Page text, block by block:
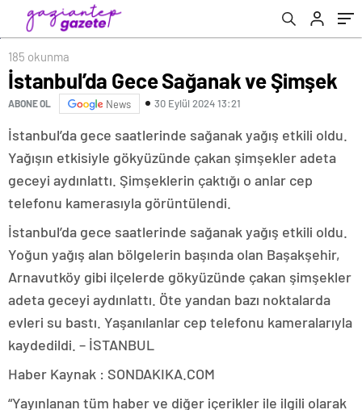
185 okunma
İstanbul’da Gece Sağanak ve Şimşek
ABONE OL News 30 Eylül 2024 13:21
İstanbul’da gece saatlerinde sağanak yağış etkili oldu.
Yağışın etkisiyle gökyüzünde çakan şimşekler adeta
geceyi aydınlattı. Şimşeklerin çaktığı o anlar cep
telefonu kamerasıyla görüntülendi.
İstanbul’da gece saatlerinde sağanak yağış etkili oldu.
Yoğun yağış alan bölgelerin başında olan Başakşehir,
Arnavutköy gibi ilçelerde gökyüzünde çakan şimşekler
adeta geceyi aydınlattı. Öte yandan bazı noktalarda
evleri su bastı. Yaşanılanlar cep telefonu kameralarıyla
kaydedildi. – İSTANBUL
Haber Kaynak : SONDAKIKA.COM
“Yayınlanan tüm haber ve diğer içerikler ile ilgili olarak